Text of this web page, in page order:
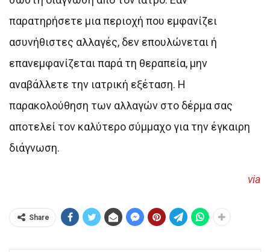
παρατηρήσετε μια περιοχή που εμφανίζει
ασυνήθιστες αλλαγές, δεν επουλώνεται ή
επανεμφανίζεται παρά τη θεραπεία, μην
αναβάλλετε την ιατρική εξέταση. Η
παρακολούθηση των αλλαγών στο δέρμα σας
αποτελεί τον καλύτερο σύμμαχο για την έγκαιρη
διάγνωση.
via
Share